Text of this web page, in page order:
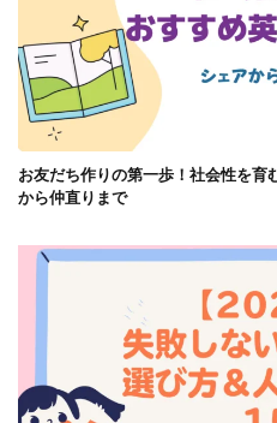
お友だち作りの第一歩！社会性を
から仲直りまで